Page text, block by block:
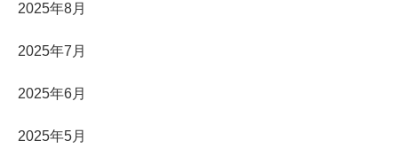
2025年8月
2025年7月
2025年6月
2025年5月